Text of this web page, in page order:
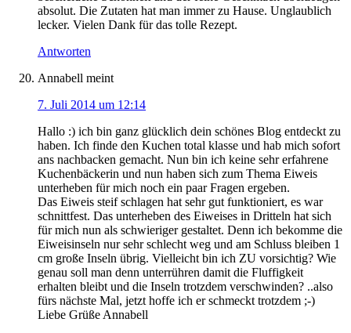
absolut. Die Zutaten hat man immer zu Hause. Unglaublich
lecker. Vielen Dank für das tolle Rezept.
Antworten
Annabell meint
7. Juli 2014 um 12:14
Hallo :) ich bin ganz glücklich dein schönes Blog entdeckt zu
haben. Ich finde den Kuchen total klasse und hab mich sofort
ans nachbacken gemacht. Nun bin ich keine sehr erfahrene
Kuchenbäckerin und nun haben sich zum Thema Eiweis
unterheben für mich noch ein paar Fragen ergeben.
Das Eiweis steif schlagen hat sehr gut funktioniert, es war
schnittfest. Das unterheben des Eiweises in Dritteln hat sich
für mich nun als schwieriger gestaltet. Denn ich bekomme die
Eiweisinseln nur sehr schlecht weg und am Schluss bleiben 1
cm große Inseln übrig. Vielleicht bin ich ZU vorsichtig? Wie
genau soll man denn unterrühren damit die Fluffigkeit
erhalten bleibt und die Inseln trotzdem verschwinden? ..also
fürs nächste Mal, jetzt hoffe ich er schmeckt trotzdem ;-)
Liebe Grüße Annabell